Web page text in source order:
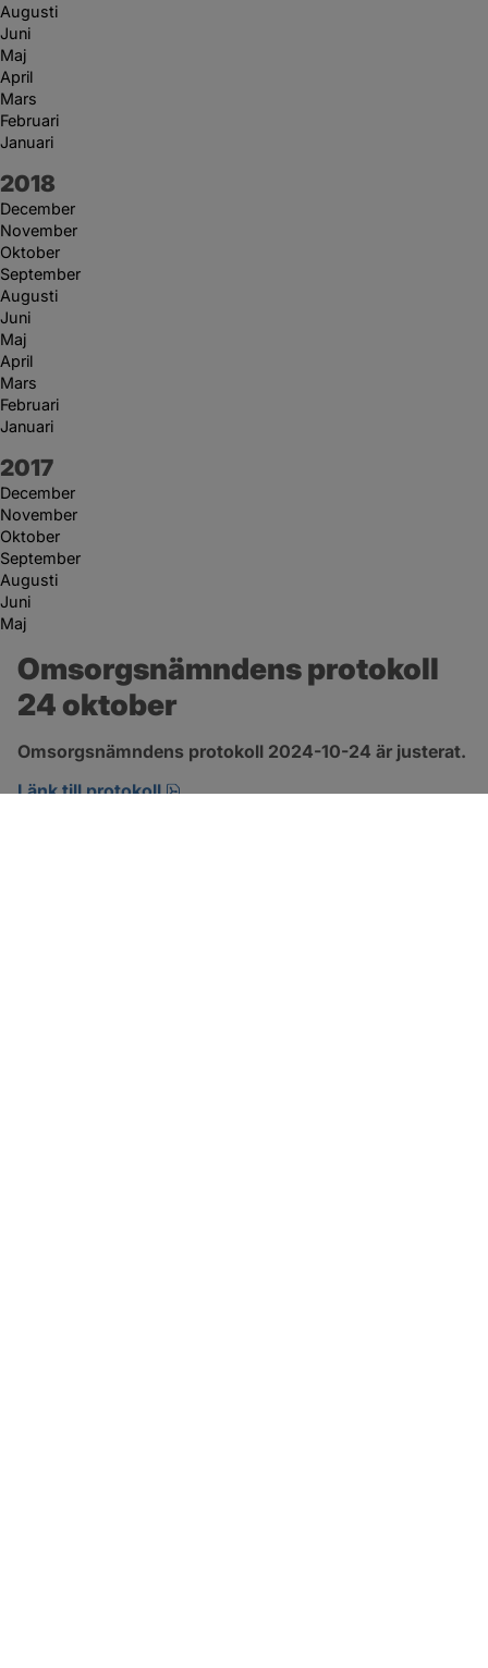
Augusti
Juni
Maj
April
Mars
Februari
Januari
År:
2018
December
November
Oktober
September
Augusti
Juni
Maj
April
Mars
Februari
Januari
År:
2017
December
November
Oktober
September
Augusti
Juni
Maj
Omsorgsnämndens protokoll
24 oktober
Omsorgsnämndens protokoll 2024-10-24 är justerat.
Länk till protokoll
pdf, 263.3 kB, öppnas i nytt fönster.